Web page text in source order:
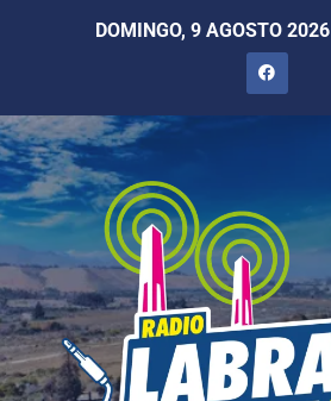
DOMINGO, 9 AGOSTO 2026